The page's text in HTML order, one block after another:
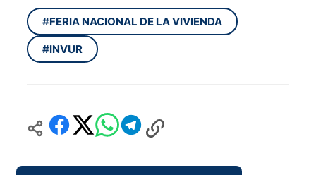
#FERIA NACIONAL DE LA VIVIENDA
#INVUR